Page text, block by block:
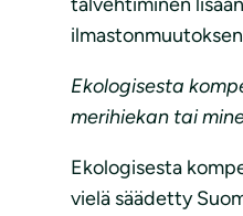
Ekologisesta
merihiekan tai
Ekologisesta
vielä säädetty